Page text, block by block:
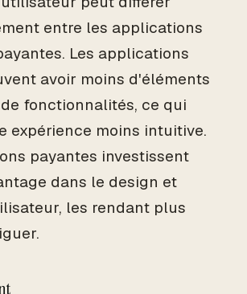
entre les applications
Les applications
avoir moins d'éléments
fonctionnalités, ce qui
expérience moins intuitive.
payantes investissent
dans le design et
les rendant plus